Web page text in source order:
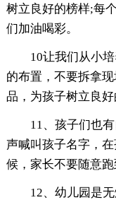
树立良好的榜样;每
们加油喝彩。
10让我们从小
的布置，不要拆拿
品，为孩子树立良好
11、孩子们也
声喊叫孩子名字，
候，家长不要随意跑
12、幼儿园是